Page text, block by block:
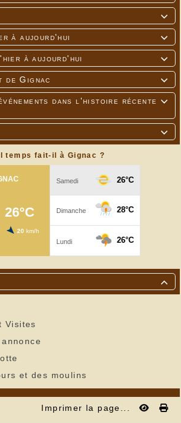


à aujourd'hui

à aujourd'hui

de Gignac

dans l'histoire récente

temps fait-il à Gignac ?

Visites
et des moulins
Imprimer la page...